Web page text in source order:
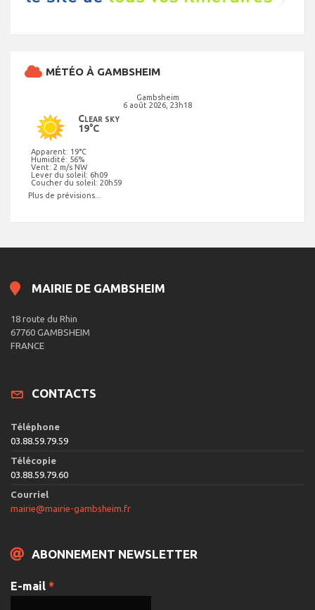
MÉTÉO À GAMBSHEIM
Gambsheim
6 août 2026, 23h18
Clear sky
19°C
Apparent: 19°C
Humidité: 56%
Vent: 2 m/s NW
Lever du soleil: 6h09
Coucher du soleil: 20h59
Plus de prévisions...
MAIRIE DE GAMBSHEIM
18 route du Rhin
67760 GAMBSHEIM
FRANCE
CONTACTS
Téléphone
03.88.59.79.59
Télécopie
03.88.59.79.60
Courriel
mairie@mairie-gambsheim.fr
ABONNEMENT NEWSLETTER
E-mail *